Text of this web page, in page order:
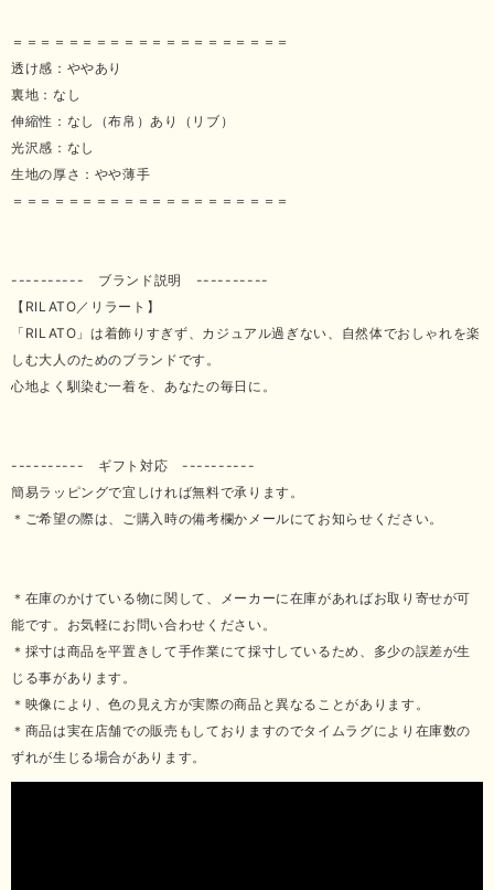
＝＝＝＝＝＝＝＝＝＝＝＝＝＝＝＝＝＝＝＝
透け感：ややあり
裏地：なし
伸縮性：なし（布帛）あり（リブ）
光沢感：なし
生地の厚さ：やや薄手
＝＝＝＝＝＝＝＝＝＝＝＝＝＝＝＝＝＝＝＝
---------- ブランド説明 ----------
【RILATO／リラート】
「RILATO」は着飾りすぎず、カジュアル過ぎない、自然体でおしゃれを楽
しむ大人のためのブランドです。
心地よく馴染む一着を、あなたの毎日に。
---------- ギフト対応 ----------
簡易ラッピングで宜しければ無料で承ります。
＊ご希望の際は、ご購入時の備考欄かメールにてお知らせください。
＊在庫のかけている物に関して、メーカーに在庫があればお取り寄せが可
能です。お気軽にお問い合わせください。
＊採寸は商品を平置きして手作業にて採寸しているため、多少の誤差が生
じる事があります。
＊映像により、色の見え方が実際の商品と異なることがあります。
＊商品は実在店舗での販売もしておりますのでタイムラグにより在庫数の
ずれが生じる場合があります。